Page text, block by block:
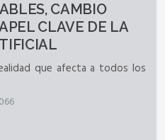
CAMBIO
CLAVE DE LA
que afecta a todos los